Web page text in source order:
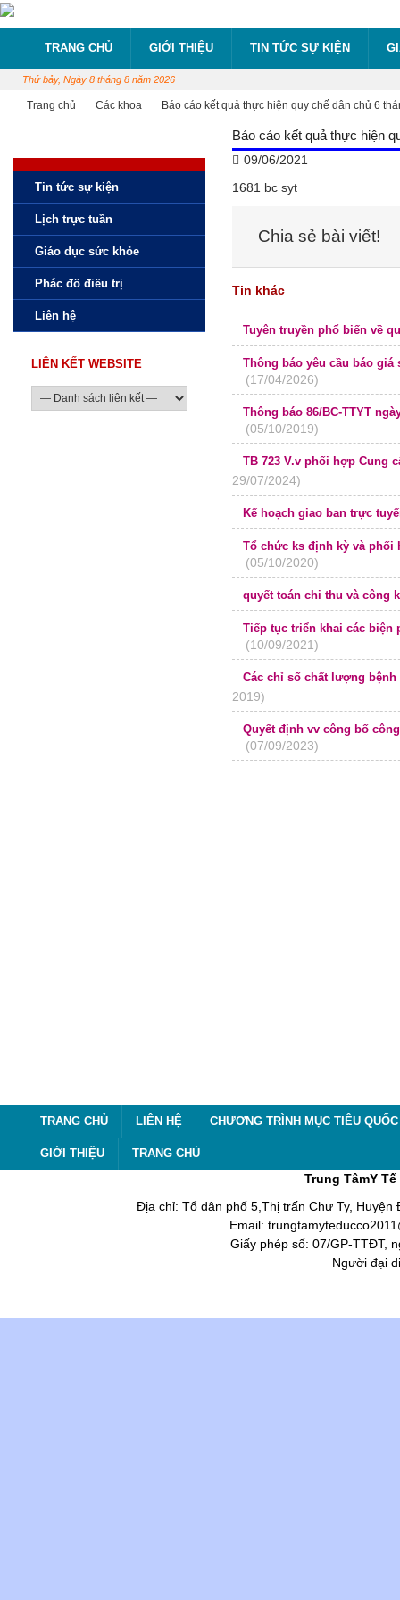
TRANG CHỦ GIỚI THIỆU TIN TỨC SỰ KIỆN
Thứ bảy, Ngày 8 tháng 8 năm 2026
Trang chủ Các khoa Báo cáo kết quả thực hiện quy chế dân chủ 6
Tin tức sự kiện
Lịch trực tuần
Giáo dục sức khỏe
Phác đồ điều trị
Liên hệ
LIÊN KẾT WEBSITE
Báo cáo kết quả thực hiện
09/06/2021
1681 bc syt
Chia sẻ bài viết!
Tin khác
Tuyên truyền phổ biến về
Thông báo yêu cầu báo
công tác chuyên môn
(17/04/2026)
Thông báo 86/BC-TTYT
Tóm tắt kết quả tự kiểm
(05/10/2019)
TB 723 V.v phối hợp Cung
29/07/2024)
Kế hoạch giao ban trực
Tổ chức ks định kỳ và phối
cao tuổi năm 2020
(05/10/2020)
quyết toán chi thu và công
Tiếp tục triển khai các biện
dịch tại Gia lai
(10/09/2021)
Các chỉ số chất lượng bệnh
2019)
Quyết định vv công bố
2022
(07/09/2023)
TRANG CHỦ LIÊN HỆ CHƯƠNG TRÌNH MỤC TIÊU
GIỚI THIỆU TRANG CHỦ
Trung TâmY
Địa chỉ: Tổ dân phố 5,Thị trấn Chư Ty,
Email:
Giấy phép số: 07/GP-TTĐT,
Người đại